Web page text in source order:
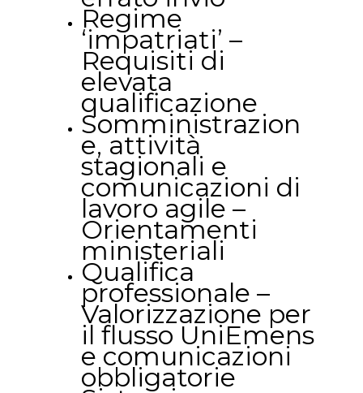
Regime
‘impatriati’ –
Requisiti di
elevata
qualificazione
Somministrazion
e, attività
stagionali e
comunicazioni di
lavoro agile –
Orientamenti
ministeriali
Qualifica
professionale –
Valorizzazione per
il flusso UniEmens
e comunicazioni
obbligatorie